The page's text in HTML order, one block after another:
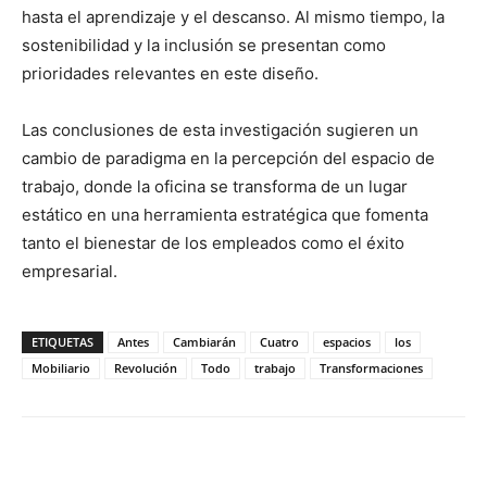
hasta el aprendizaje y el descanso. Al mismo tiempo, la
sostenibilidad y la inclusión se presentan como
prioridades relevantes en este diseño.
Las conclusiones de esta investigación sugieren un
cambio de paradigma en la percepción del espacio de
trabajo, donde la oficina se transforma de un lugar
estático en una herramienta estratégica que fomenta
tanto el bienestar de los empleados como el éxito
empresarial.
ETIQUETAS Antes Cambiarán Cuatro espacios
los
Mobiliario
Revolución Todo trabajo Transformaciones